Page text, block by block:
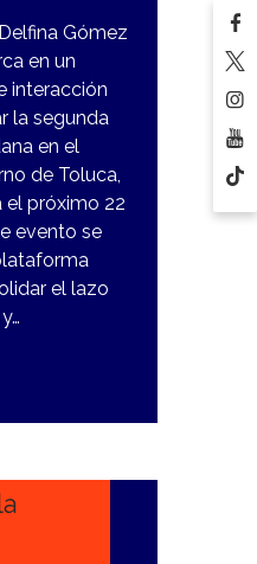
Gómez
en un
interacción
la segunda
en el
de Toluca,
próximo 22
evento se
el lazo